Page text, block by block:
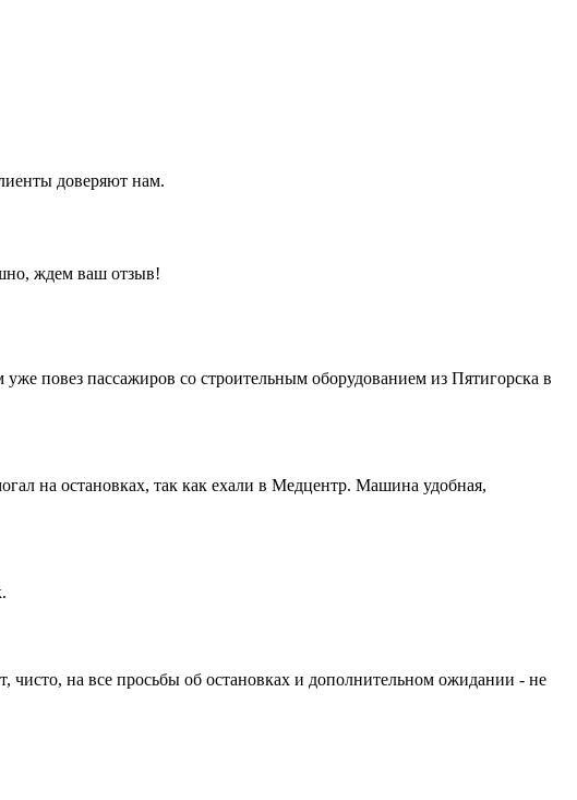
доверяют нам.
ждем ваш отзыв!
повез пассажиров со строительным оборудованием из Пятигорска в
на остановках, так как ехали в Медцентр. Машина удобная,
чисто, на все просьбы об остановках и дополнительном ожидании - не